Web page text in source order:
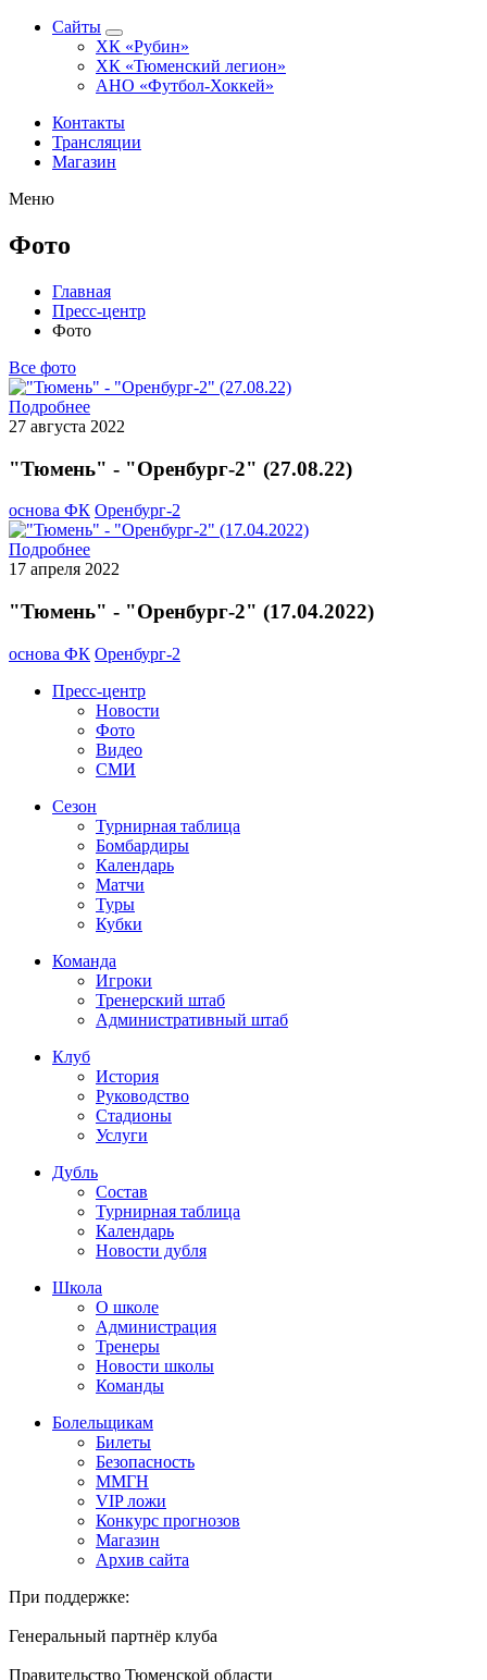
Сайты
ХК «Рубин»
ХК «Тюменский легион»
АНО «Футбол-Хоккей»
Контакты
Трансляции
Магазин
Меню
Фото
Главная
Пресс-центр
Фото
Все фото
Подробнее
27 августа 2022
"Тюмень" - "Оренбург-2" (27.08.22)
основа ФК Оренбург-2
Подробнее
17 апреля 2022
"Тюмень" - "Оренбург-2" (17.04.2022)
основа ФК Оренбург-2
Пресс-центр
Новости
Фото
Видео
СМИ
Сезон
Турнирная таблица
Бомбардиры
Календарь
Матчи
Туры
Кубки
Команда
Игроки
Тренерский штаб
Административный штаб
Клуб
История
Руководство
Стадионы
Услуги
Дубль
Состав
Турнирная таблица
Календарь
Новости дубля
Школа
О школе
Администрация
Тренеры
Новости школы
Команды
Болельщикам
Билеты
Безопасность
ММГН
VIP ложи
Конкурс прогнозов
Магазин
Архив сайта
При поддержке:
Генеральный партнёр клуба
Правительство Тюменской области